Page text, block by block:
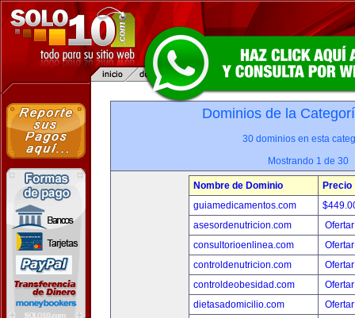
Dominios de la
30 dominios en esta
Mostrando 1 de 30
Nombre de Dominio
Precio
guiamedicamentos.com
asesordenutricion.com
consultorioenlinea.com
controldenutricion.com
controldeobesidad.com
dietasadomicilio.com